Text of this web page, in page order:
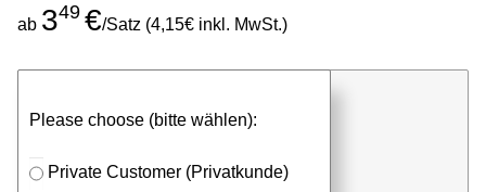
ab 349 €/Satz (4,15€ inkl. MwSt.)
Please choose (bitte wählen):
Private Customer (Privatkunde)
⮮
Satz in Anfrageliste